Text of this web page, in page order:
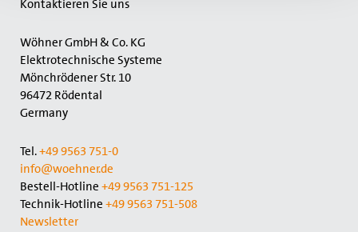
Kontaktieren Sie uns
Wöhner GmbH & Co. KG
Elektrotechnische Systeme
Mönchrödener Str. 10
96472 Rödental
Germany
Tel.+49 9563 751-0
info@woehner.de
Bestell-Hotline +49 9563 751-125
Technik-Hotline +49 9563 751-508
Newsletter